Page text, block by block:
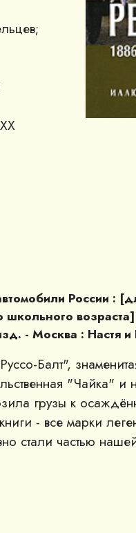
России :
- Москва : Настя
Балт",
"Чайка" и
грузы к
- все марки
стали частью